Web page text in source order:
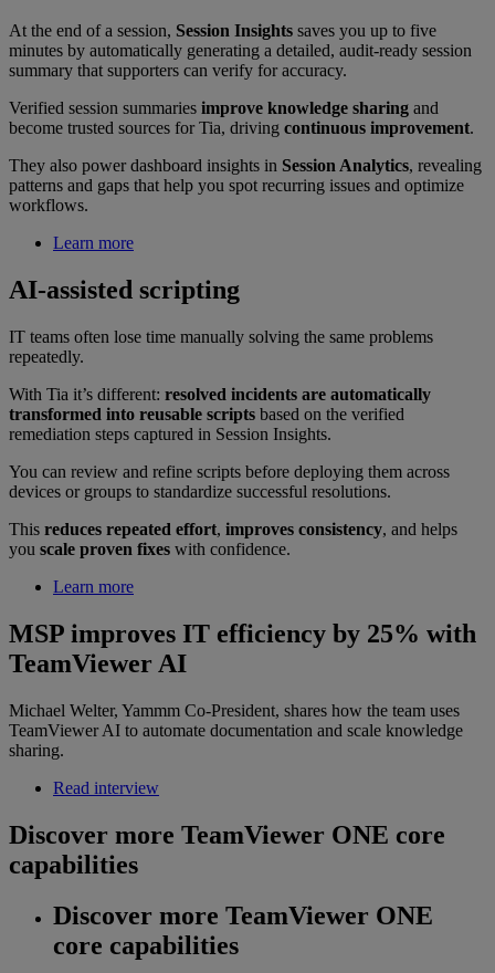
At the end of a session, Session Insights saves you up to five
minutes by automatically generating a detailed, audit-ready session
summary that supporters can verify for accuracy.
Verified session summaries improve knowledge sharing and
become trusted sources for Tia, driving continuous improvement.
They also power dashboard insights in Session Analytics, revealing
patterns and gaps that help you spot recurring issues and optimize
workflows.
Learn more
AI-assisted scripting
IT teams often lose time manually solving the same problems
repeatedly.
With Tia it’s different: resolved incidents are automatically
transformed into reusable scripts based on the verified
remediation steps captured in Session Insights.
You can review and refine scripts before deploying them across
devices or groups to standardize successful resolutions.
This reduces repeated effort, improves consistency, and helps
you scale proven fixes with confidence.
Learn more
MSP improves IT efficiency by 25% with
TeamViewer AI
Michael Welter, Yammm Co-President, shares how the team uses
TeamViewer AI to automate documentation and scale knowledge
sharing.
Read interview
Discover more TeamViewer ONE core
capabilities
Discover more TeamViewer ONE
core capabilities